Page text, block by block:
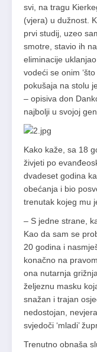
svi, na tragu
(vjera) u dužnost.
prvi studij, uzeo
smotre, stavio ih
eliminacije
vodeći se onim
pokušaja na stolu
– opisiva don
najbolji u svojoj
Kako kaže, sa 18
živjeti po
dvadeset godina
obećanja i bio
trenutak kojeg mu
– S jedne strane,
Kao da sam se
20 godina i
konačno na
ona nutarnja
željeznu masku
snažan i trajan
nedostojan,
svjedoči ‘mladi’
Trenutno obnaša